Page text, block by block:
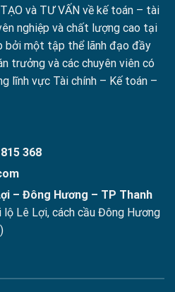
và TƯ VẤN về kế toán – tài
nghiệp và chất lượng cao tại
bởi một tập thể lãnh đạo đầy
trưởng và các chuyên viên có
lĩnh vực Tài chính – Kế toán –
368
– Đông Hương – TP Thanh
Lê Lợi, cách cầu Đông Hương